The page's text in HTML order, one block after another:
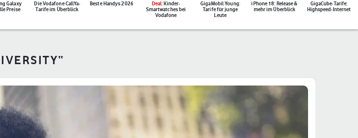
Galaxy
Preise
Die Vodafone CallYa-
Tarife im Überblick
Beste Handys 2026 Deal: Kinder-
Smartwatches bei
Vodafone
GigaMobil Young:
Tarife für junge
Leute
iPhone 18: Release &
mehr im Überblick
GigaCube-Tarife:
Highspeed-Internet